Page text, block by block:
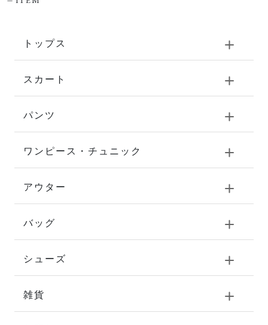
トップス
スカート
パンツ
ワンピース・チュニック
アウター
バッグ
シューズ
雑貨